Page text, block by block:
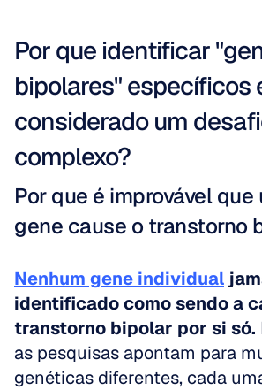
Por que identificar
bipolares" específicos
considerado um
complexo?
Por que é improvável que
gene cause o transtorno
Nenhum gene individual
identificado como sendo a
transtorno bipolar por si só.
as pesquisas apontam para
genéticas diferentes, cada